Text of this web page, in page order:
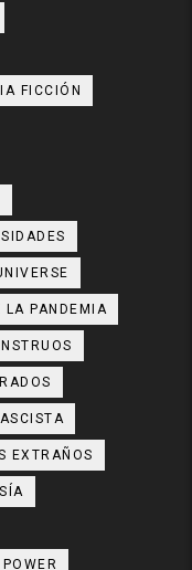
FICCIÓN
LA PANDEMIA
EXTRAÑOS